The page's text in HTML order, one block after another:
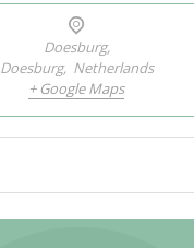
Doesburg,
Doesburg, Netherlands
+ Google Maps